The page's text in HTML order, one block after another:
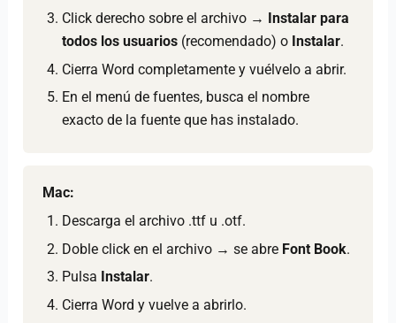
Click derecho sobre el archivo → Instalar para
todos los usuarios (recomendado) o Instalar.
Cierra Word completamente y vuélvelo a abrir.
En el menú de fuentes, busca el nombre
exacto de la fuente que has instalado.
Mac:
Descarga el archivo .ttf u .otf.
Doble click en el archivo → se abre Font Book.
Pulsa Instalar.
Cierra Word y vuelve a abrirlo.